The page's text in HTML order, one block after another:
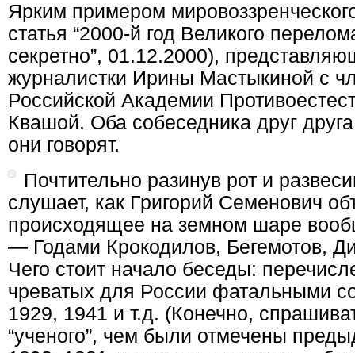
Ярким примером
статья “2000-й год Великого
секретно”, 01.12.2000),
журналистки Ирины Мастыкиной с
Российской Академии
Квашой. Оба собеседника друг
они говорят.
Почтительно разинув рот и
слушает, как Григорий Семенович
происходящее на земном шаре
— Годами Крокодилов, Бегемотов,
Чего стоит начало беседы:
чреватых для России фатальными
1929, 1941 и т.д. (Конечно,
“ученого”, чем были отмечены